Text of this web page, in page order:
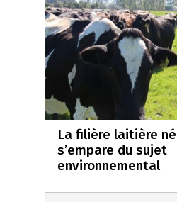
La filière laitière
s’empare du sujet
environnemental